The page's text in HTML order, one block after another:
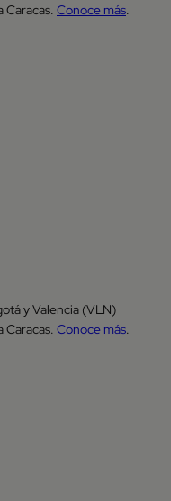
Caracas. Conoce más.
y Valencia (VLN)
Caracas. Conoce más.